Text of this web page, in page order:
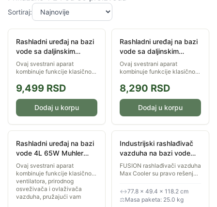
Sortiraj:
Rashladni uređaj na bazi
vode sa daljinskim
upravljačem 4L 65W
Muhler MC-4000
Ovaj svestrani aparat
kombinuje funkcije klasičnog
osveživača i ovlaživača
vazduha, pružajući vam
prijatan i svež povetarac u...
9,499 RSD
Dodaj u korpu
Rashladni uređaj na bazi
vode sa daljinskim
upravljačem 4L 65W
Muhler MC5055RC
Ovaj svestrani aparat
kombinuje funkcije klasičnog
osveživača i ovlaživača
vazduha, pružajući vam
prijatan i svež povetarac u...
8,290 RSD
Dodaj u korpu
Rashladni uređaj na bazi
vode 4L 65W Muhler
MC-5050
Ovaj svestrani aparat
kombinuje funkcije klasičnog
ventilatora, prirodnog
osveživača i ovlaživača
vazduha, pružajući vam
Industrijski rashlađivač
vazduha na bazi vode
Elnur Fusion Max Cooler
3175
FUSION rashlađivači vazduha
Max Cooler su pravo rešenje
komercijalne aktivnosti,
kancelarije i velike prostore....
↔77.8 × 49.4 × 118.2 cm
⚖Masa paketa: 25.0 kg